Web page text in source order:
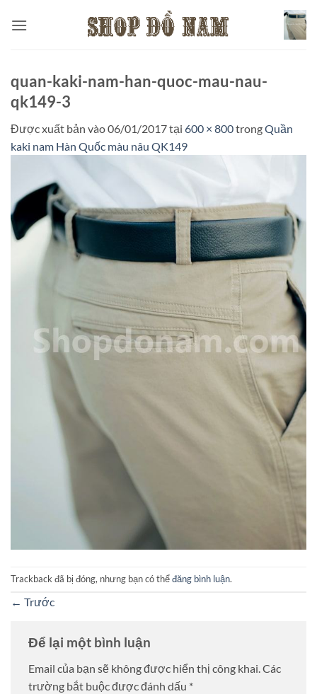
qua
quan-kaki-nam-han-quoc-mau-nau-
qk149-3
Được xuất bản vào06/01/2017tại 600 × 800trongQuần
kaki nam Hàn Quốc màu nâu QK149
Trackback đã bị đóng, nhưng bạn có thểđăng bình luận.
← Trước
Để lại một bình luận
Email của bạn sẽ không được hiển thị công khai.Các
trường bắt buộc được đánh dấu *